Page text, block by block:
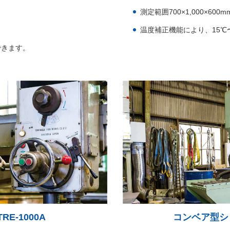
ます。
測定範囲
温度補正機能により、
1000A コンベア型